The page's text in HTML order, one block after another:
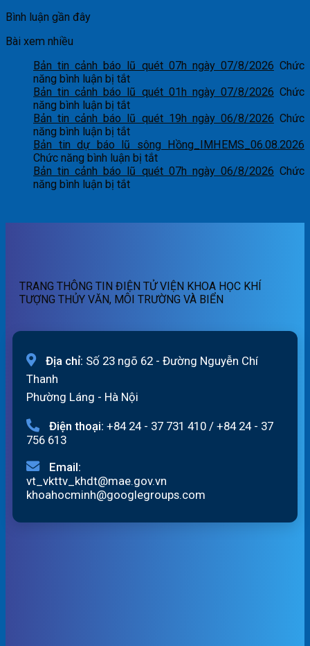
Bình luận gần đây
Bài xem nhiều
Bản tin cảnh báo lũ quét 07h ngày 07/8/2026 Chức
năng bình luận bị tắtở
Bản
tin
cảnh
báo
lũ
quét
07h
ngày
Bản tin cảnh báo lũ quét 01h ngày 07/8/2026 Chức
năng bình luận bị tắtở
Bản
tin
cảnh
báo
lũ
quét
07/8/2026
Bản tin cảnh báo lũ quét 19h ngày 06/8/2026 Chức
năng bình luận bị tắtở
Bản
tin
cảnh
báo
19h
Bản tin dự báo lũ sông Hồng_IMHEMS_06.08.2026
Chức năng bình luận bị tắtở
Bản
lũ
Bản tin cảnh báo lũ quét 07h ngày 06/8/2026 Chức
năng bình luận bị tắtở
cảnh
ngày
06/8/2026
TRANG THÔNG TIN ĐIỆN TỬ VIỆN KHOA HỌC KHÍ
TƯỢNG THỦY VĂN, MÔI TRƯỜNG VÀ BIỂN
Địa chỉ: Số 23 ngõ 62 - Đường Nguyễn Chí
Thanh
Phường Láng - Hà Nội
Điện thoại: +84 24 - 37 731 410 / +84 24 - 37
756 613
Email:
vt_vkttv_khdt@mae.gov.vn
khoahocminh@googlegroups.com